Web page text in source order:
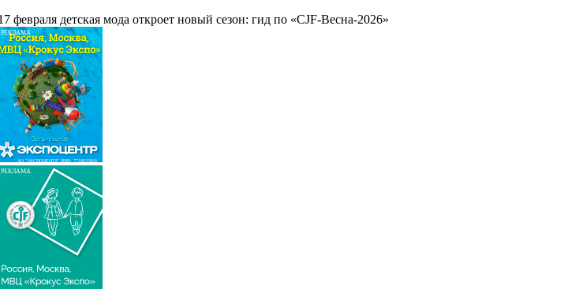
февраля детская мода откроет новый сезон: гид по «CJF‑Весна‑2026»
РЕКЛАМА
АО "ЭКСПОЦЕНТР" ИНН: 7718033809
РЕКЛАМА